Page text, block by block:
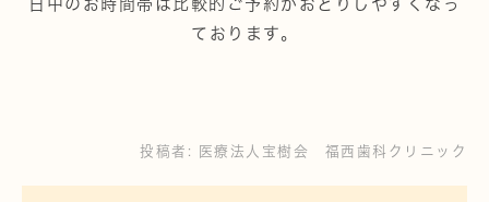
日中のお時間帯は比較的ご予約がおとりしやすくなっ
ております。
投稿者: 医療法人宝樹会 福西歯科クリニック